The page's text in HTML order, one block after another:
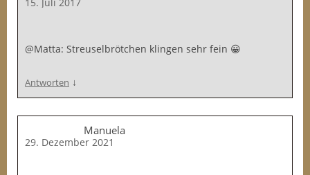
@Matta: Streuselbrötchen klingen sehr fein 😀
Antworten ↓
Manuela
29. Dezember 2021